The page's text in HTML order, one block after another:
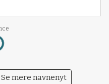
Se mere navnenyt